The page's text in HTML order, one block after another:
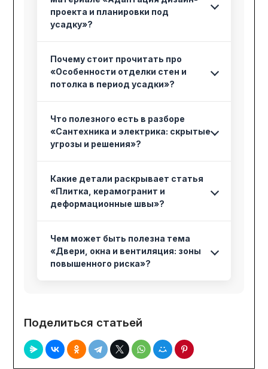
проекта и планировки под
усадку»?
Почему стоит прочитать про
«Особенности отделки стен и
потолка в период усадки»?
Что полезного есть в разборе
«Сантехника и электрика: скрытые
угрозы и решения»?
Какие детали раскрывает статья
«Плитка, керамогранит и
деформационные швы»?
Чем может быть полезна тема
«Двери, окна и вентиляция: зоны
повышенного риска»?
Поделиться статьей